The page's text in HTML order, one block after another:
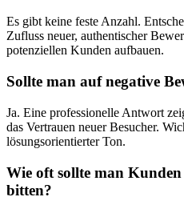
Es gibt keine feste Anzahl.
Zufluss neuer, authentischer
potenziellen Kunden aufbauen.
Sollte man auf negative
Ja. Eine professionelle Antwort
das Vertrauen neuer Besucher.
lösungsorientierter Ton.
Wie oft sollte man
bitten?